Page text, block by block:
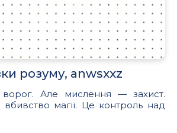
розуму, anwsxxz
Але мислення — захист.
магії. Це контроль над